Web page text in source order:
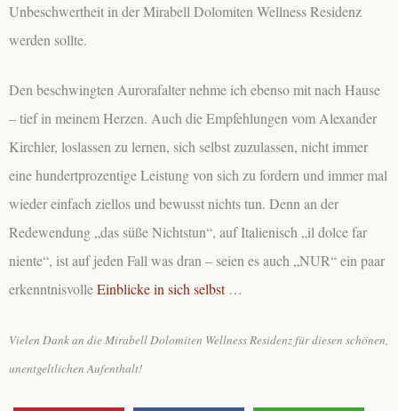
Unbeschwertheit in der Mirabell Dolomiten Wellness Residenz
werden sollte.
Den beschwingten Aurorafalter nehme ich ebenso mit nach Hause
– tief in meinem Herzen. Auch die Empfehlungen vom Alexander
Kirchler, loslassen zu lernen, sich selbst zuzulassen, nicht immer
eine hundertprozentige Leistung von sich zu fordern und immer mal
wieder einfach ziellos und bewusst nichts tun. Denn an der
Redewendung „das süße Nichtstun“, auf Italienisch „il dolce far
niente“, ist auf jeden Fall was dran – seien es auch „NUR“ ein paar
erkenntnisvolleEinblicke in sich selbst…
Vielen Dank an die Mirabell Dolomiten Wellness Residenz für diesen schönen,
unentgeltlichen Aufenthalt!